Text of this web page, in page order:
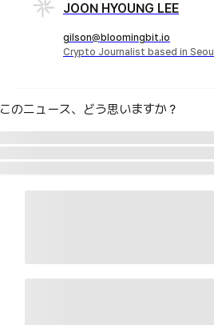
JOON HYOUNG LEE
gilson@bloomingbit.io
Crypto Journalist based in Seoul
このニュース、どう思いますか？